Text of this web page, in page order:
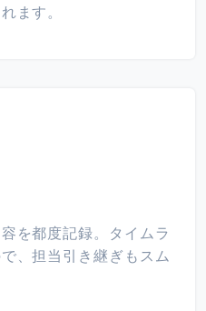
ます。
を都度記録。タイムラ
、担当引き継ぎもスム